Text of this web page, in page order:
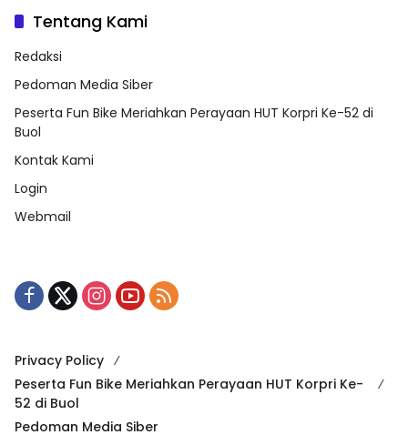
Tentang Kami
Redaksi
Pedoman Media Siber
Peserta Fun Bike Meriahkan Perayaan HUT Korpri Ke-52 di
Buol
Kontak Kami
Login
Webmail
Privacy Policy
Peserta Fun Bike Meriahkan Perayaan HUT Korpri Ke-
52 di Buol
Pedoman Media Siber